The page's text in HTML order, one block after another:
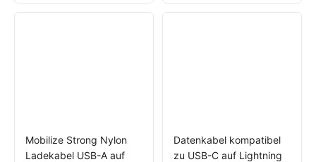
Mobilize Strong Nylon
Ladekabel USB-A auf
Datenkabel kompatibel
zu USB-C auf Lightning